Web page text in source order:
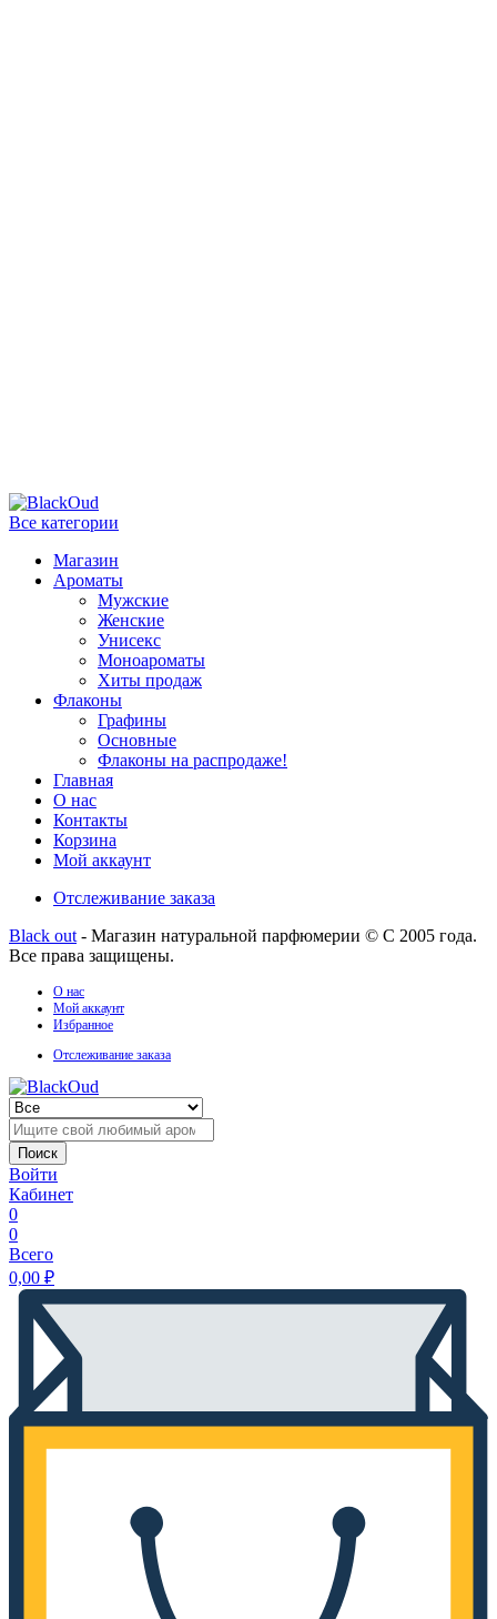
Все категории
Магазин
Ароматы
Мужские
Женские
Унисекс
Моноароматы
Хиты продаж
Флаконы
Графины
Основные
Флаконы на распродаже!
Главная
О нас
Контакты
Корзина
Мой аккаунт
Отслеживание заказа
Black out - Магазин натуральной парфюмерии © С 2005 года.
Все права защищены.
О нас
Мой аккаунт
Избранное
Отслеживание заказа
Поиск
Войти
Кабинет
0
0
Всего
0,00 ₽